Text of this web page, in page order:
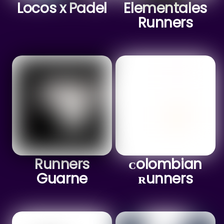
Locos x Padel Elementales
Runners
Runners
Guarne
ᴄolombian
ʀunners